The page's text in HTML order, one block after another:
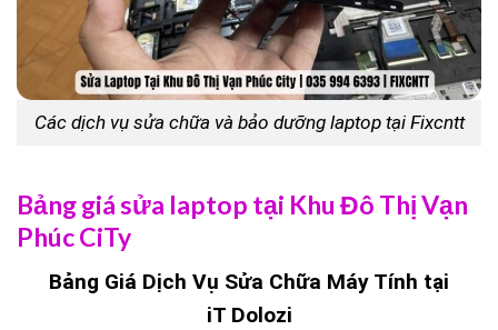
Các dịch vụ sửa chữa và bảo dưỡng laptop tại Fixcntt
Bảng giá sửa laptop tại Khu Đô Thị Vạn
Phúc CiTy
Bảng Giá Dịch Vụ Sửa Chữa Máy Tính tại
iT Dolozi